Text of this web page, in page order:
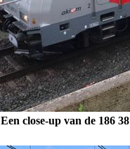
Een close-up van de 186